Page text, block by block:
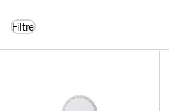
Filtre